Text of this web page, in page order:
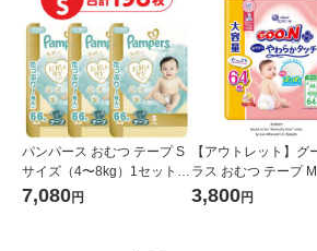
パンパース おむつ テープ S
サイズ（4〜8kg）1セット
（66枚入×3パック）はじめ
ての肌へのいちばん ウルト
7,080円
【アウトレット】グ
ラス おむつ テープ M
（6〜11kg）1セッ
ク64枚入×4）敏感肌
3,800円